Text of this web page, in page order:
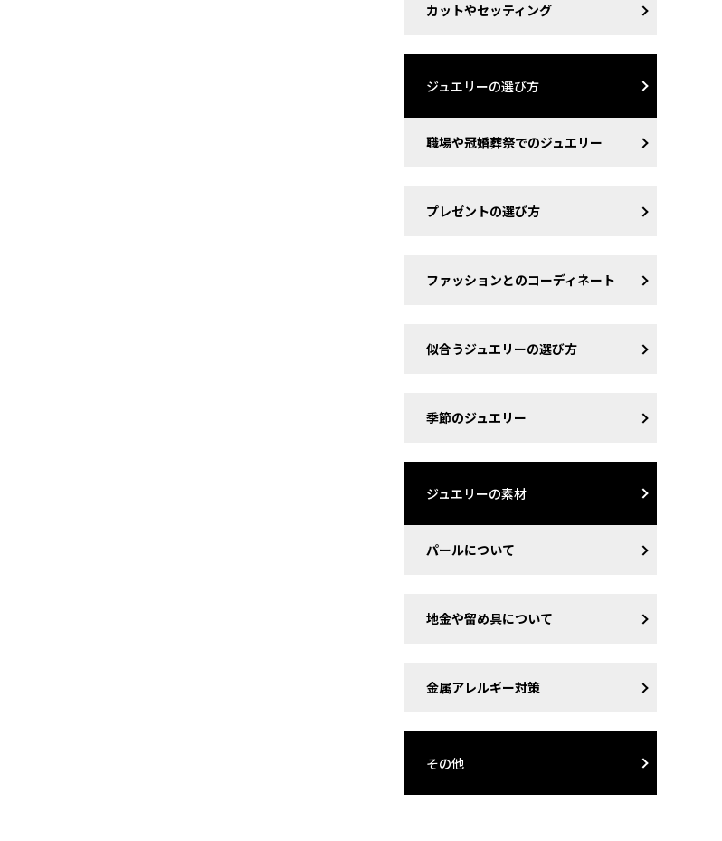
カットやセッティング
ジュエリーの選び方
職場や冠婚葬祭でのジュエリー
プレゼントの選び方
ファッションとのコーディネート
似合うジュエリーの選び方
季節のジュエリー
ジュエリーの素材
パールについて
地金や留め具について
金属アレルギー対策
その他